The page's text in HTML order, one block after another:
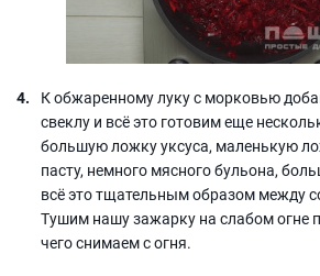
К обжаренному луку с морковью
свеклу и всё это готовим еще
большую ложку уксуса, маленькую
пасту, немного мясного бульона,
всё это тщательным образом между
Тушим нашу зажарку на слабом огне
чего снимаем с огня.